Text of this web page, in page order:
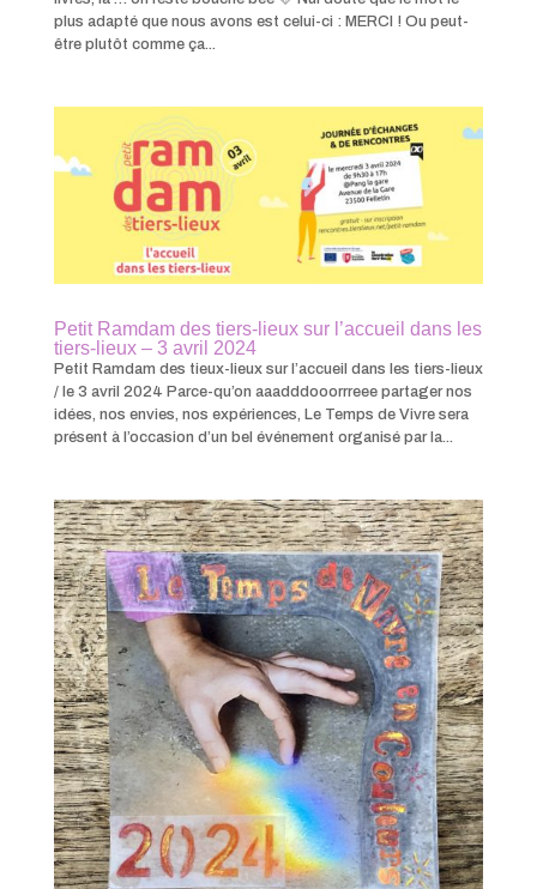
plus adapté que nous avons est celui-ci : MERCI ! Ou peut-
être plutôt comme ça...
Petit Ramdam des tiers-lieux sur l’accueil dans les
tiers-lieux – 3 avril 2024
Petit Ramdam des tieux-lieux sur l’accueil dans les tiers-lieux
/ le 3 avril 2024 Parce-qu’on aaadddooorrreee partager nos
idées, nos envies, nos expériences, Le Temps de Vivre sera
présent à l’occasion d’un bel événement organisé par la...